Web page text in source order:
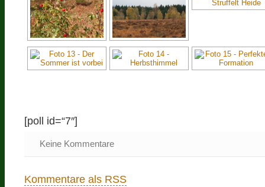
[poll id=“7″]
Keine Kommentare
Kommentare als RSS